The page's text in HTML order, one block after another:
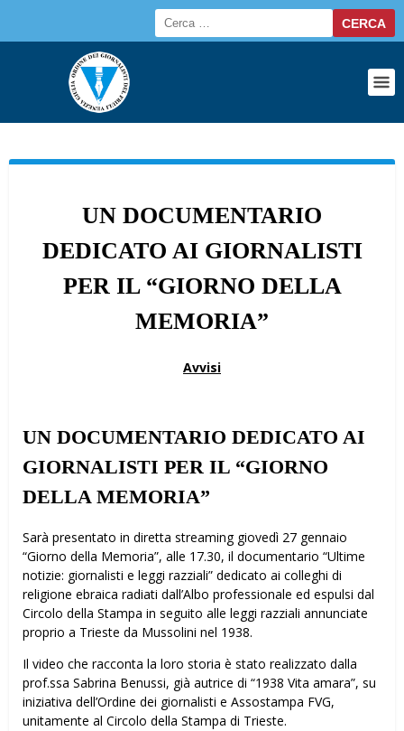
UN DOCUMENTARIO
DEDICATO AI GIORNALISTI
PER IL “GIORNO DELLA
MEMORIA”
Avvisi
UN DOCUMENTARIO DEDICATO AI
GIORNALISTI PER IL “GIORNO
DELLA MEMORIA”
Sarà presentato in diretta streaming giovedì 27 gennaio
“Giorno della Memoria”, alle 17.30, il documentario “Ultime
notizie: giornalisti e leggi razziali” dedicato ai colleghi di
religione ebraica radiati dall’Albo professionale ed espulsi dal
Circolo della Stampa in seguito alle leggi razziali annunciate
proprio a Trieste da Mussolini nel 1938.
Il video che racconta la loro storia è stato realizzato dalla
prof.ssa Sabrina Benussi, già autrice di “1938 Vita amara”, su
iniziativa dell’Ordine dei giornalisti e Assostampa FVG,
unitamente al Circolo della Stampa di Trieste.